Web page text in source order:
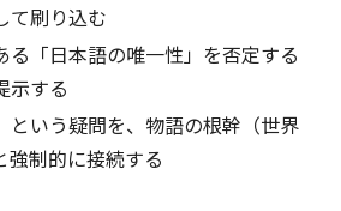
て刷り込む
る「日本語の唯一性」を否定する
示する
という疑問を、物語の根幹（世界
強制的に接続する